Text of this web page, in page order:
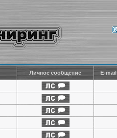
Личное сообщение E-